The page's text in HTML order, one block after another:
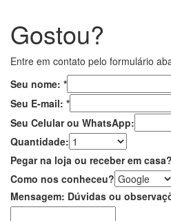
Gostou?
Entre em contato pelo formulário
Seu nome: *
Seu E-mail: *
Seu Celular ou WhatsApp:
Quantidade:
Pegar na loja ou receber em casa?
Como nos conheceu?
Mensagem: Dúvidas ou